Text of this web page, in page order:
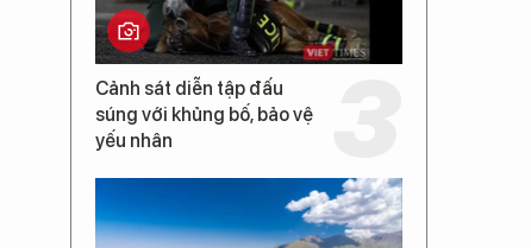
Cảnh sát diễn tập đấu
súng với khủng bố, bảo vệ
yếu nhân